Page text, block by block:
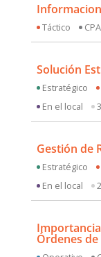
Táctico
Solución
Estratégico
En el local
Gestión de
Estratégico
En el local
Órdenes